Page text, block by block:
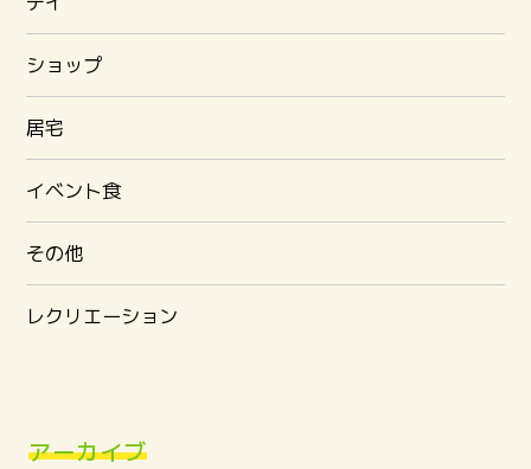
ショップ
居宅
イベント食
その他
レクリエーション
アーカイブ